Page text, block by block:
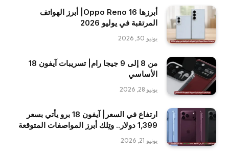
أبرزها Oppo Reno 16| أبرز الهواتف
المرتقبة في يوليو 2026
يونيو 30, 2026
من 8 إلى 9 جيجا رام| تسريبات آيفون 18
الأساسي
يونيو 28, 2026
ارتفاع في السعر| آيفون 18 برو يأتي بسعر
1,399 دولار.. وتِلك أبرز المواصفات المتوقعة
يونيو 21, 2026